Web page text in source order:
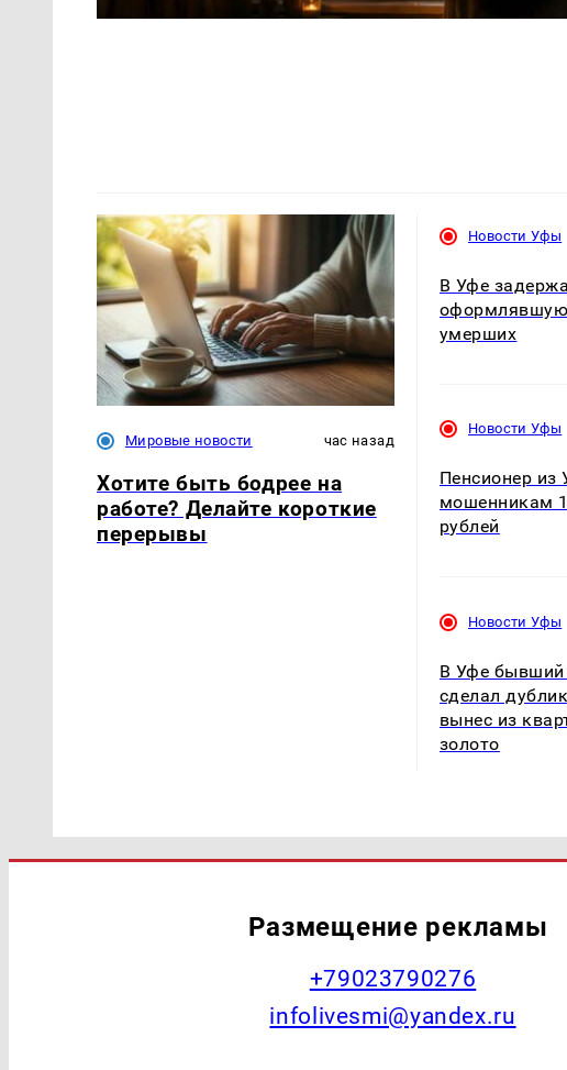
Мировые новости час назад
Хотите быть бодрее на
работе? Делайте короткие
перерывы
Новости Уфы
В Уфе
оформлявшую
умерших
Новости Уфы
Пенсионер из
мошенникам
рублей
Новости Уфы
В Уфе бывший
сделал
вынес из
золото
Размещение рекламы
+79023790276
infolivesmi@yandex.ru